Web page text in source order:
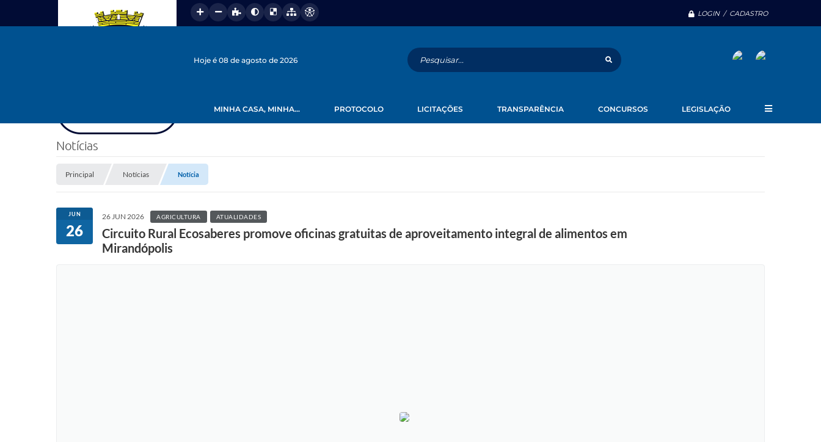
LOGIN / CADASTRO
Hoje é 08 de agosto de 2026
MINHA CASA, MINHA... PROTOCOLO LICITAÇÕES TRANSPARÊNCIA CONCURSOS LEGISLAÇÃO
Notícias
Principal Notícias Notícia
JUN
26
26 JUN 2026 AGRICULTURA ATUALIDADES
Circuito Rural Ecosaberes promove oficinas gratuitas de aproveitamento integral de alimentos em
Mirandópolis